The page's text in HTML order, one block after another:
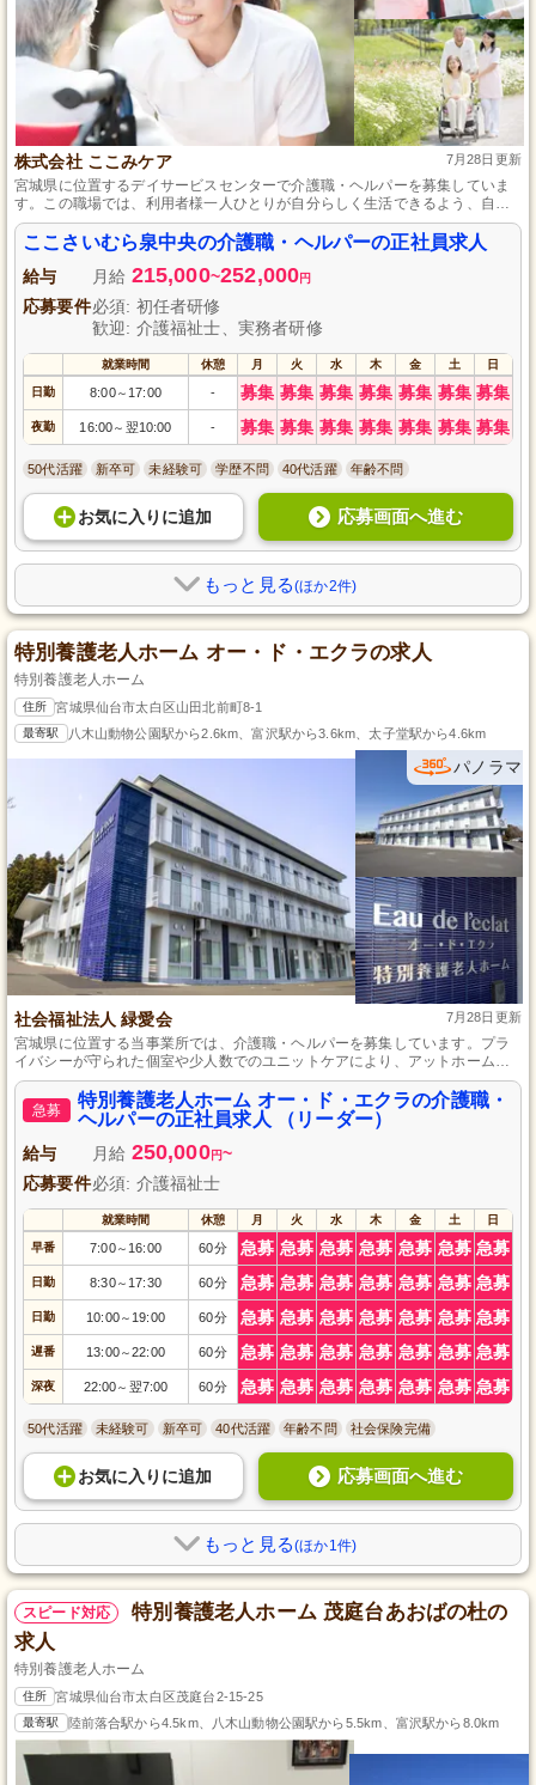
株式会社 ここみケア 7月28日更新
宮城県に位置するデイサービスセンターで介護職・ヘルパーを募集していま
す。この職場では、利用者様一人ひとりが自分らしく生活できるよう、自立
支援に注力し、日々の生活介助やレクリエーション提供に取り組んでいま
す。未経験の方も大歓迎で、運転免許さえあれば応募可能です。資格取得の
ための支援制度や充実した研修制度を利用して、一緒に成長していきましょ
う。
ここさいむら泉中央の介護職・ヘルパーの正社員求人
給与 月給 215,000~252,000円
応募要件必須: 初任者研修
歓迎: 介護福祉士、実務者研修
就業時間 休憩 月 火 水 木 金 土 日
日勤 8:00～ 17:00 - 募集 募集 募集 募集 募集 募集 募集
夜勤 16:00～ 翌10:00 - 募集 募集 募集 募集 募集 募集 募集
50代活躍 新卒可 未経験可 学歴不問 40代活躍 年齢不問
お気に入り に追加 応募画面へ進む
もっと見る(ほか2件)
特別養護老人ホーム オー・ド・エクラの求人
特別養護老人ホーム
住所 宮城県仙台市太白区山田北前町8-1
最寄駅 八木山動物公園駅から2.6km、富沢駅から3.6km、太子堂駅から4.6km
パノラマ
社会福祉法人 緑愛会 7月28日更新
宮城県に位置する当事業所では、介護職・ヘルパーを募集しています。プラ
イバシーが守られた個室や少人数でのユニットケアにより、アットホームな
雰囲気を大事にしており、医療的ケアが必要な利用者さまにも専門職による
リハビリテーションを提供しています。介護福祉士の資格と経験をお持ちの
方であれば、充実した研修制度とマンツーマン指導で安心して仕事を始めら
急募
特別養護老人ホーム オー・ド・エクラの介護職・
ヘルパーの正社員求人 （リーダー）
給与 月給 250,000円~
応募要件必須: 介護福祉士
就業時間 休憩 月 火 水 木 金 土 日
早番 7:00～ 16:00 60分 急募 急募 急募 急募 急募 急募 急募
日勤 8:30～ 17:30 60分 急募 急募 急募 急募 急募 急募 急募
日勤 10:00～ 19:00 60分 急募 急募 急募 急募 急募 急募 急募
遅番 13:00～22:00 60分 急募 急募 急募 急募 急募 急募 急募
深夜 22:00～ 翌7:00 60分 急募 急募 急募 急募 急募 急募 急募
50代活躍 未経験可 新卒可 40代活躍 年齢不問 社会保険完備
お気に入り に追加 応募画面へ進む
もっと見る(ほか1件)
スピード対応
特別養護老人ホーム 茂庭台あおばの杜の
求人
特別養護老人ホーム
住所 宮城県仙台市太白区茂庭台2-15-25
最寄駅 陸前落合駅から4.5km、八木山動物公園駅から5.5km、富沢駅から8.0km